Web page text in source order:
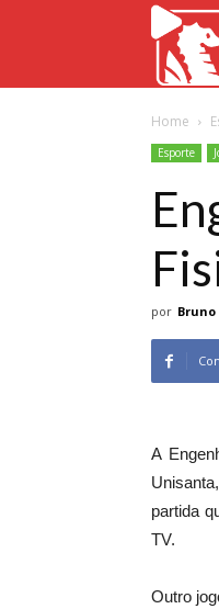
Home
Esporte
por Bruno
A
partida
TV.
Outro